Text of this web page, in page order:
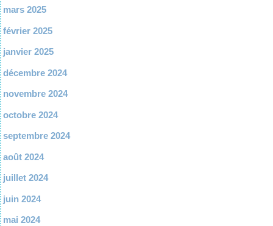
mars 2025
février 2025
janvier 2025
décembre 2024
novembre 2024
octobre 2024
septembre 2024
août 2024
juillet 2024
juin 2024
mai 2024